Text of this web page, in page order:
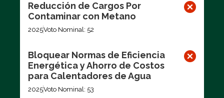
Reducción de Cargos Por
Contaminar con Metano
2025Voto Nominal: 52
Bloquear Normas de Eficiencia
Energética y Ahorro de Costos
para Calentadores de Agua
2025Voto Nominal: 53